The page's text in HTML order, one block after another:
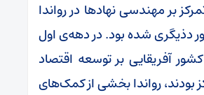
بر مهندسی نهاد‌ها در رواندا
دذیگری شده بود. در دهه‌ی اول
کشور آفریقایی بر توسعه اقتصاد
بودند، رواندا بخشی از کمک‌های